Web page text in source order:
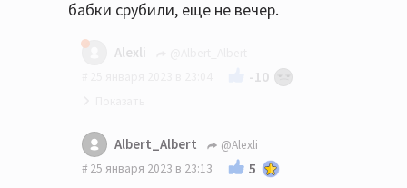
бабки срубили, еще не вечер.
Alexli
-10
"Гемор" в том, что надо помыть
пластинку, поставить под иглу, потом
Albert_Albert
@Alexli
25 января 2023 в 23:13
5